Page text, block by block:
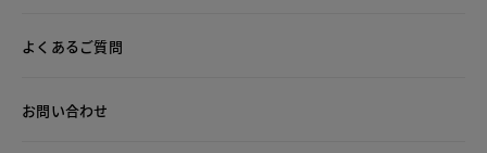
よくあるご質問
お問い合わせ